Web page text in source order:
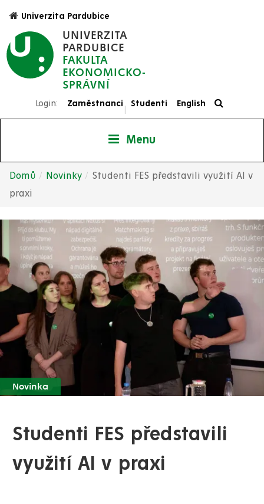
hlavnímu
obsahu
UNIVERZITA
PARDUBICE
FAKULTA
EKONOMICKO-
SPRÁVNÍ
Univerzita Pardubice
Login: Zaměstnanci
|
Studenti English
Menu
Drobečková
navigace
Domů Novinky
Studenti FES představili využití AI v
praxi
Novinka
Studenti FES představili
využití AI v praxi